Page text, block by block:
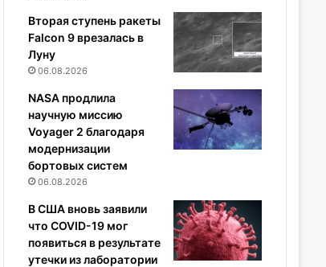
Вторая ступень ракеты
Falcon 9 врезалась в
Луну
06.08.2026
NASA продлила
научную миссию
Voyager 2 благодаря
модернизации
бортовых систем
06.08.2026
В США вновь заявили
что COVID-19 мог
появиться в результате
утечки из лаборатории